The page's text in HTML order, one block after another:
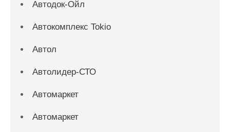
Автодок-Ойл
Автокомплекс Tokio
Автол
Автолидер-СТО
Автомаркет
Автомаркет